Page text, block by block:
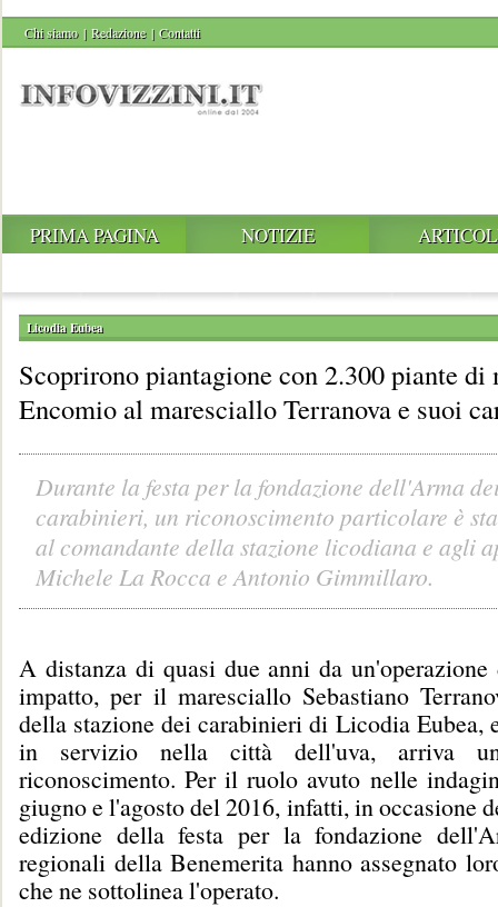
Chi siamo | Redazione | Contatti
PRIMA PAGINA NOTIZIE
Licodia Eubea
Scoprirono piantagione con 2.300 piante di
Encomio al maresciallo Terranova e suoi
Durante la festa per la fondazione dell'Arma
carabinieri, un riconoscimento particolare è
al comandante della stazione licodiana e agli
Michele La Rocca e Antonio Gimmillaro.
A distanza di quasi due anni da
impatto, per il maresciallo Sebastiano
della stazione dei carabinieri di Licodia Eubea,
in servizio nella città dell'uva, arriva
riconoscimento. Per il ruolo avuto nelle
giugno e l'agosto del 2016, infatti, in occasione
edizione della festa per la fondazione
regionali della Benemerita hanno assegnato
che ne sottolinea l'operato.